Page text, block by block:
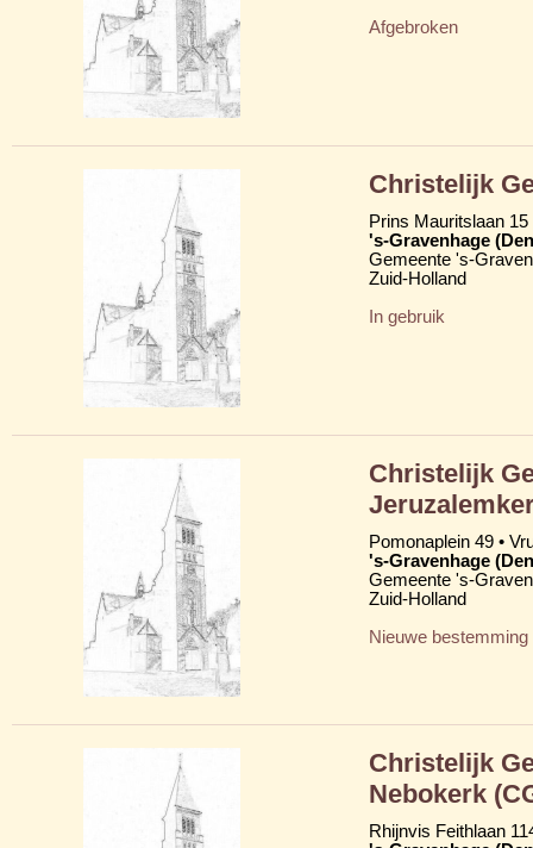
Afgebroken
Christelijk
Prins Mauritslaan 15
's-Gravenhage
Gemeente 's-
Zuid-Holland
In gebruik
Christelijk
Pomonaplein 49 •
's-Gravenhage
Gemeente 's-
Zuid-Holland
Nieuwe bestemming
Christelijk
Nebokerk
Rhijnvis Feithlaan